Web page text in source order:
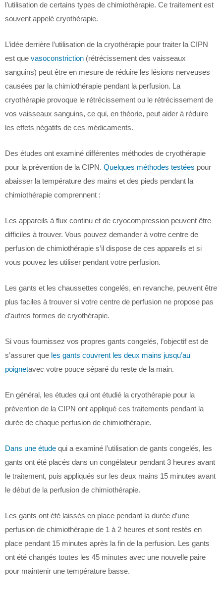
l’utilisation de certains types de chimiothérapie. Ce traitement est
souvent appelé cryothérapie.
L’idée derrière l’utilisation de la cryothérapie pour traiter la CIPN
est que vasoconstriction (rétrécissement des vaisseaux
sanguins) peut être en mesure de réduire les lésions nerveuses
causées par la chimiothérapie pendant la perfusion. La
cryothérapie provoque le rétrécissement ou le rétrécissement de
vos vaisseaux sanguins, ce qui, en théorie, peut aider à réduire
les effets négatifs de ces médicaments.
Des études ont examiné différentes méthodes de cryothérapie
pour la prévention de la CIPN. Quelques méthodes testées pour
abaisser la température des mains et des pieds pendant la
chimiothérapie comprennent :
Les appareils à flux continu et de cryocompression peuvent être
difficiles à trouver. Vous pouvez demander à votre centre de
perfusion de chimiothérapie s’il dispose de ces appareils et si
vous pouvez les utiliser pendant votre perfusion.
Les gants et les chaussettes congelés, en revanche, peuvent être
plus faciles à trouver si votre centre de perfusion ne propose pas
d’autres formes de cryothérapie.
Si vous fournissez vos propres gants congelés, l’objectif est de
s’assurer que les gants couvrent les deux mains jusqu’au
poignetavec votre pouce séparé du reste de la main.
En général, les études qui ont étudié la cryothérapie pour la
prévention de la CIPN ont appliqué ces traitements pendant la
durée de chaque perfusion de chimiothérapie.
Dans une étude qui a examiné l’utilisation de gants congelés, les
gants ont été placés dans un congélateur pendant 3 heures avant
le traitement, puis appliqués sur les deux mains 15 minutes avant
le début de la perfusion de chimiothérapie.
Les gants ont été laissés en place pendant la durée d’une
perfusion de chimiothérapie de 1 à 2 heures et sont restés en
place pendant 15 minutes après la fin de la perfusion. Les gants
ont été changés toutes les 45 minutes avec une nouvelle paire
pour maintenir une température basse.